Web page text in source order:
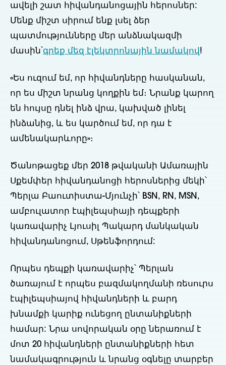
ավելի շատ հիվանդանոցային հերոսներ:
Մենք միշտ սիրում ենք լսել ձեր
պատմությունները մեր անձնակազմի
մասին՝ գրեք մեզ էլեկտրոնային նամակով !
«Ես ուզում եմ, որ հիվանդները հասկանան,
որ ես միշտ նրանց կողքին եմ։ Նրանք կարող
են հույսը դնել ինձ վրա, կախված լինել
ինձանից, և ես կարծում եմ, որ դա է
ամենակարևորը»։
Ծանոթացեք մեր 2018 թվականի Ամառային
Սքեմփեր հիվանդանոցի հերոսներից մեկի՝
Պերլա Բաուտիստա-Մյունչի՝ BSN, RN, MSN,
ամբուլատոր էպիլեպսիայի դեպքերի
կառավարիչ Լյուսիլ Պակարդ մանկական
հիվանդանոցում, Սթենֆորդում:
Որպես դեպքի կառավարիչ՝ Պերլան
ծառայում է որպես բազմակողմանի ռեսուրս
էպիլեպսիայով հիվանդների և բարդ
խնամքի կարիք ունեցող ընտանիքների
համար: Նրա սովորական օրը ներառում է
մոտ 20 հիվանդների ընտանիքների հետ
նամակագրություն և նրանց օգնելը տարբեր